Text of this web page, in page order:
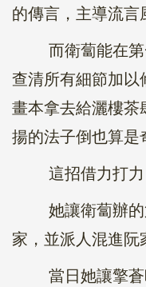
的傳言，主導流言
而衛蔔能在第
查清所有細節加
畫本拿去給灑樓
揚的法子倒也算是
這招借力打力
她讓衛蔔辦的
家，並派人混進阮
當日她讓擎蒼